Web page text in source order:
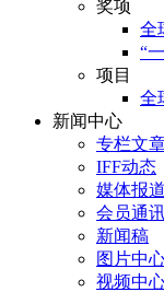
奖项
全
“
项目
全
新闻中心
专栏文
IFF动态
媒体报道
会员通
新闻稿
图片中
视频中